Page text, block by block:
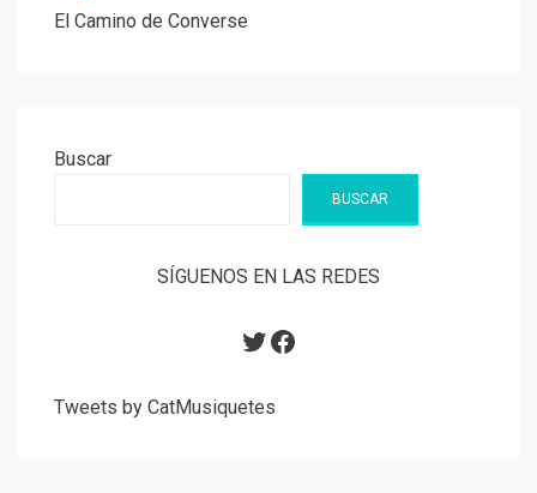
El Camino de Converse
Buscar
BUSCAR
SÍGUENOS EN LAS REDES
Twitter
Facebook
Tweets by CatMusiquetes